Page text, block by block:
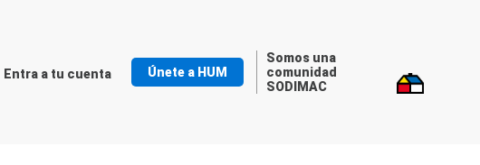
Entra a tu cuenta Únete a HUM
Somos una
comunidad
SODIMAC